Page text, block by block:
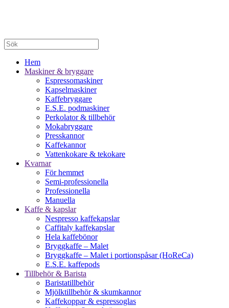
Hem
Maskiner & bryggare
Espressomaskiner
Kapselmaskiner
Kaffebryggare
E.S.E. podmaskiner
Perkolator & tillbehör
Mokabryggare
Presskannor
Kaffekannor
Vattenkokare & tekokare
Kvarnar
För hemmet
Semi-professionella
Professionella
Manuella
Kaffe & kapslar
Nespresso kaffekapslar
Caffitaly kaffekapslar
Hela kaffebönor
Bryggkaffe – Malet
Bryggkaffe – Malet i portionspåsar (HoReCa)
E.S.E. kaffepods
Tillbehör & Barista
Baristatillbehör
Mjölktillbehör & skumkannor
Kaffekoppar & espressoglas